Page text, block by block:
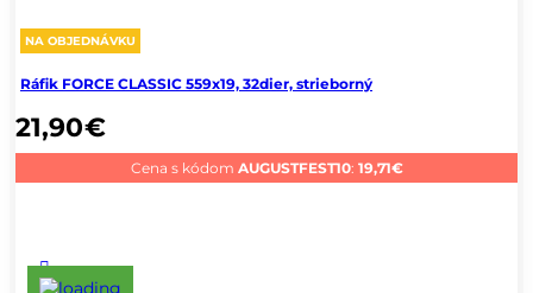
NA OBJEDNÁVKU
Ráfik FORCE CLASSIC 559x19, 32dier, strieborný
21,90€
Cena s kódom AUGUSTFEST10: 19,71€